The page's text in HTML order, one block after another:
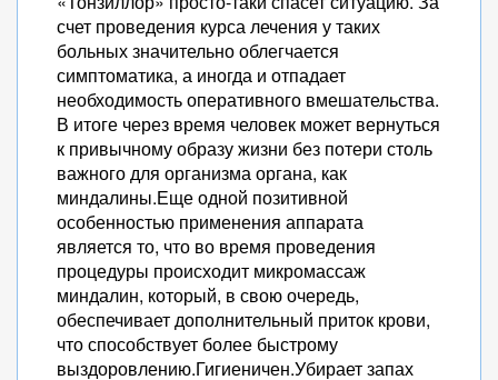
счет проведения курса лечения у таких
больных значительно облегчается
симптоматика, а иногда и отпадает
необходимость оперативного вмешательства.
В итоге через время человек может вернуться
к привычному образу жизни без потери столь
важного для организма органа, как
миндалины.Еще одной позитивной
особенностью применения аппарата
является то, что во время проведения
процедуры происходит микромассаж
миндалин, который, в свою очередь,
обеспечивает дополнительный приток крови,
что способствует более быстрому
выздоровлению.Гигиеничен.Убирает запах